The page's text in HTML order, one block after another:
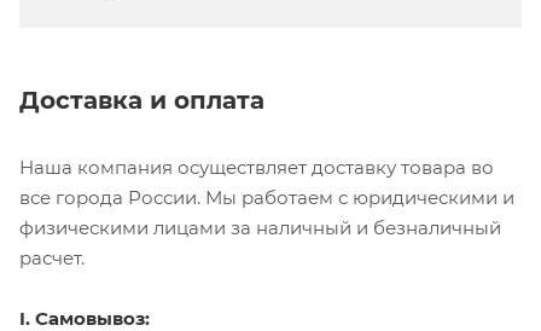
Доставка и оплата
Наша компания осуществляет доставку товара во
все города России. Мы работаем с юридическими и
физическими лицами за наличный и безналичный
расчет.
I. Самовывоз: